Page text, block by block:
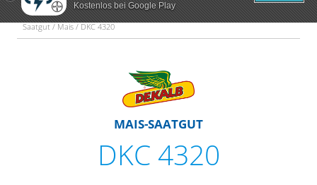
Kostenlos bei Google Play
Saatgut / Mais / DKC 4320
MAIS-SAATGUT
DKC 4320